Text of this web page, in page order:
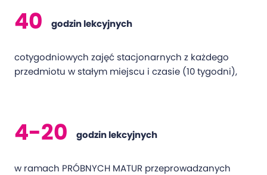
40 godzin lekcyjnych
cotygodniowych zajęć stacjonarnych z każdego
przedmiotu w stałym miejscu i czasie (10 tygodni),
4-20 godzin lekcyjnych
w ramach PRÓBNYCH MATUR przeprowadzanych